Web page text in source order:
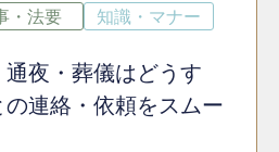
・法要 知識・マナー
通夜・葬儀はどうす
連絡・依頼をスムー